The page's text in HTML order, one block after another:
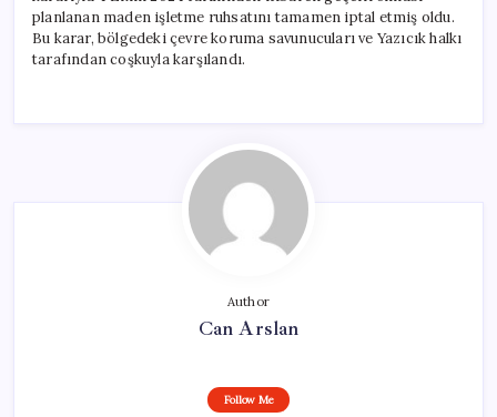
planlanan maden işletme ruhsatını tamamen iptal etmiş oldu.
Bu karar, bölgedeki çevre koruma savunucuları ve Yazıcık halkı
tarafından coşkuyla karşılandı.
Author
Can Arslan
Follow Me